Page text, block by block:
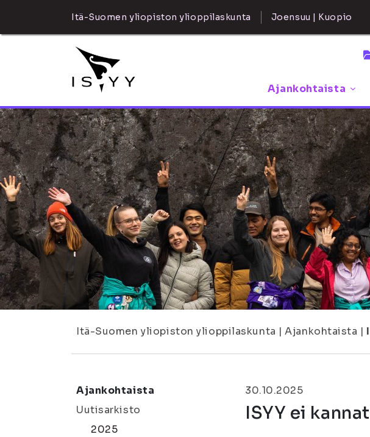
Itä-Suomen yliopiston ylioppilaskunta Joensuu | Kuopio
Ajankohtaista
Itä-Suomen yliopiston ylioppilaskunta | Ajankohtaista |
Ajankohtaista
Uutisarkisto
2025
30.10.2025
ISYY ei